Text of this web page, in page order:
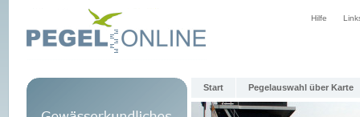
Hilfe
Start Pegelauswahl über Karte